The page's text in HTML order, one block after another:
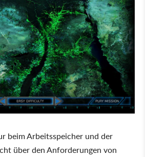
beim Arbeitsspeicher und der
über den Anforderungen von